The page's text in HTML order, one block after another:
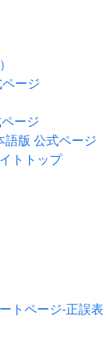
ージ
ージ
語版 公式ページ
トトップ
トページ-正誤表